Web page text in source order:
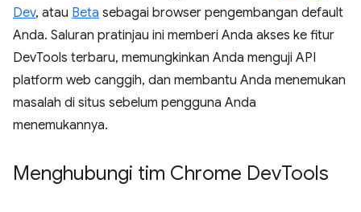
Dev, atau Beta sebagai browser pengembangan default
Anda. Saluran pratinjau ini memberi Anda akses ke fitur
DevTools terbaru, memungkinkan Anda menguji API
platform web canggih, dan membantu Anda menemukan
masalah di situs sebelum pengguna Anda
menemukannya.
Menghubungi tim Chrome DevTools